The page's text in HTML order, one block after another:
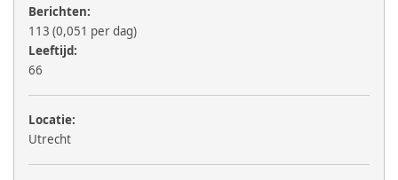
Berichten:
113 (0,051 per dag)
Leeftijd:
66
Locatie:
Utrecht